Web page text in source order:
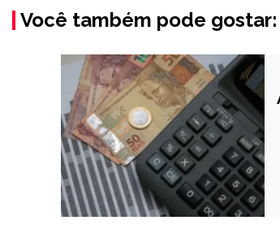
Você também pode gostar: